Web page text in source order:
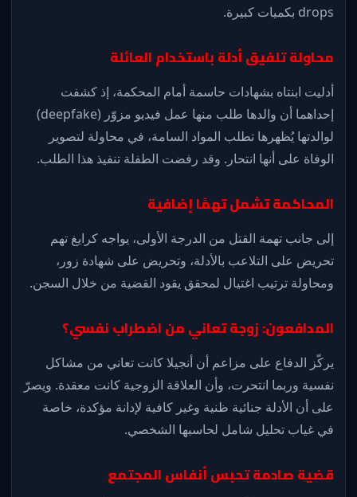
drops بكميات كبيرة.
محاولة تلفيق أدلة باستخدام العائلة
أدليت ابنتاه بشهادات حاسمة أمام المحكمة، إذ كشفت
إحداهما أن والدها طلب منها عمل فيديو مزوّر (deepfake)
لوالدتها يُظهرها تطلب المواد السامة، في محاولة لتصوير
الوفاة على أنها انتحار. وقد رفضت الطفلة تنفيذ هذا الطلب.
المحاكمة تشمل تهمًا إضافية
إلى جانب تهمة القتل من الدرجة الأولى، يواجه كرايغ تهم
تحريض على التلاعب بالأدلة، وتحريض على شهادة زور،
ومحاولة ترتيب اغتيال لمحقق يقود القضية من خلال السجن.
المدافعون: زوجة تعاني من اضطراب نفسي؟
يركّز الدفاع على مزاعم أن أنجيلا كانت تعاني من مشاكل
نفسية وربما انتحرت، وأن العلاقة الزوجية كانت معقدة. ويصرّ
على أن الأدلة جنائية ظنية وغير كافية لإدانة مؤكدة، خاصة
في غياب تحليل شامل لحاسبها الشخصي.
قضية صادمة تحبس أنفاس المجتمع